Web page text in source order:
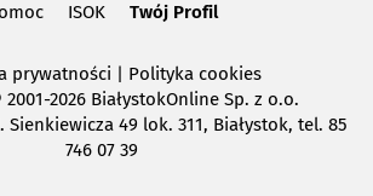
ISOK Twój Profil
prywatności | Polityka cookies
2026 BiałystokOnline Sp. z o.o.
49 lok. 311, Białystok, tel. 85
746 07 39